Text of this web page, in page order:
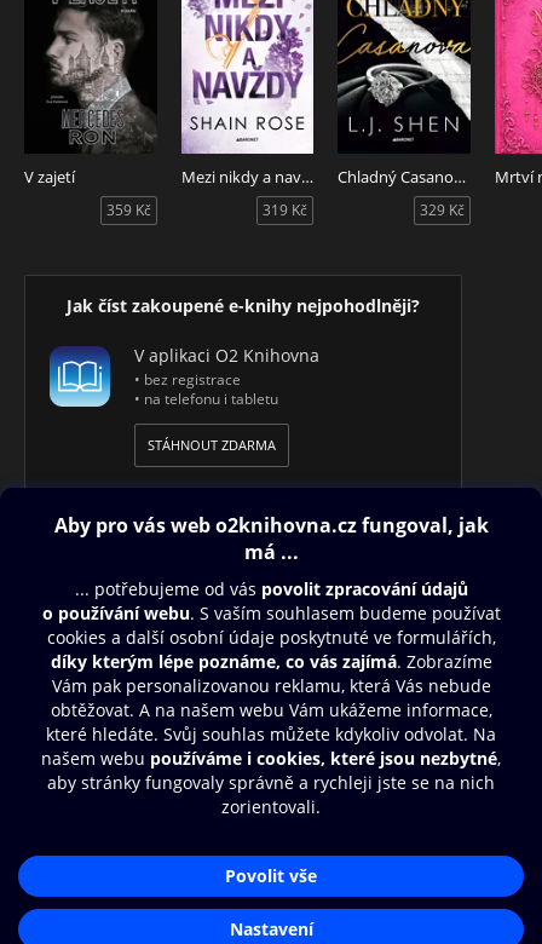
V zajetí
359 Kč
Mezi nikdy a navždy
319 Kč
Chladný Casanova
329 Kč
Mrtví
Jak číst zakoupené e-knihy nejpohodlněji?
V aplikaci O2 Knihovna
• bez registrace
• na telefonu i tabletu
STÁHNOUT ZDARMA
Obsah ke stažení
Moje O2 Knihovna
Další zábava
© O2 Czech Republic a.s.
Přístupnost
Zásady zpracování osobních údajůAplikace O2 Knihovna
Čti a poslouchej své e-knihy a